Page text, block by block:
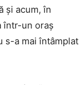
și acum, în
într-un oraș
s-a mai întâmplat